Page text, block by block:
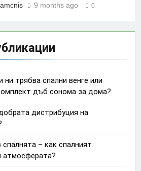
9 months ago 0
трябва спални венге или
дъб сонома за дома?
дистрибуция на
– как спалният
атмосферата?